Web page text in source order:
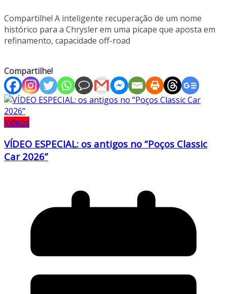
Compartilhe! A inteligente recuperação de um nome
histórico para a Chrysler em uma picape que aposta em
refinamento, capacidade off-road
Compartilhe!
Vídeos
VÍDEO ESPECIAL: os antigos no “Poços Classic
Car 2026”